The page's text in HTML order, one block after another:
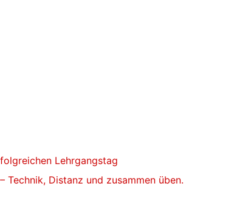
Lehrgangstag
Distanz und zusammen üben.